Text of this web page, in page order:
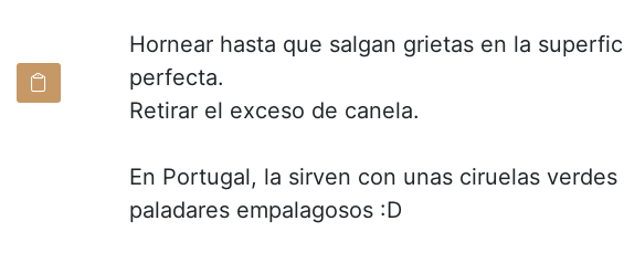
Hornear hasta que salgan grietas en la
perfecta.
Retirar el exceso de canela.
En Portugal, la sirven con unas ciruelas
paladares empalagosos :D